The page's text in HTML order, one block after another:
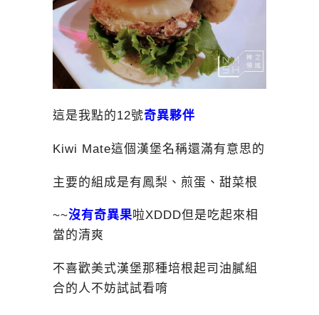
這是我點的12號奇異夥伴
Kiwi Mate這個漢堡名稱還滿有意思的
主要的組成是有鳳梨、煎蛋、甜菜根
~~沒有奇異果啦XDDD但是吃起來相
當的清爽
不喜歡美式漢堡那種培根起司油膩組
合的人不妨試試看唷